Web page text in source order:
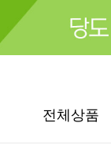
전체상품